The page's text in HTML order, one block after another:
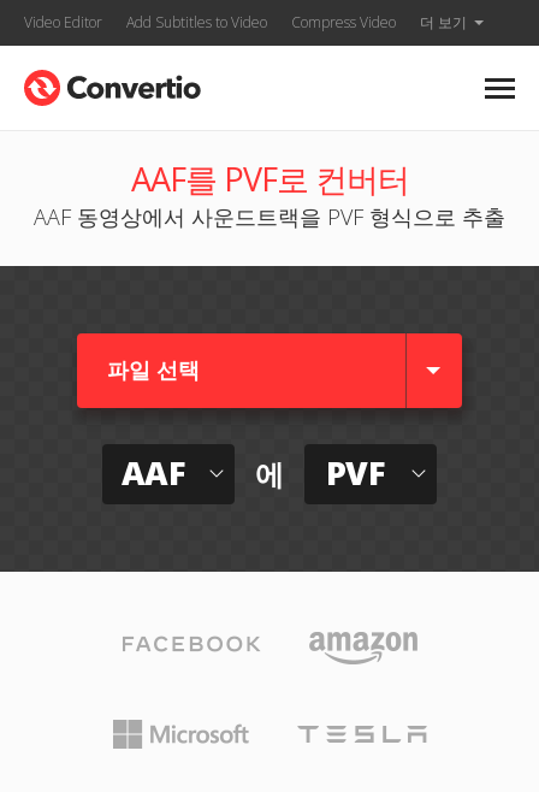
Video Editor Add Subtitles to Video Compress Video 더 보기
AAF를 PVF로 컨버터
AAF 동영상에서 사운드트랙을 PVF 형식으로 추출
파일 선택
AAF 에 PVF